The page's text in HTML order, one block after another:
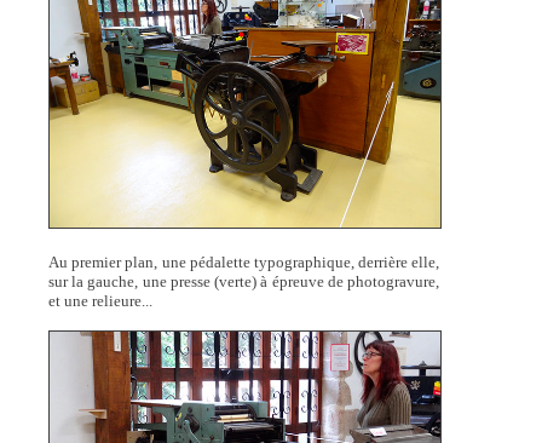
Au premier plan, une pédalette typographique, derrière elle,
sur la gauche, une presse (verte) à épreuve de photogravure,
et une relieure...